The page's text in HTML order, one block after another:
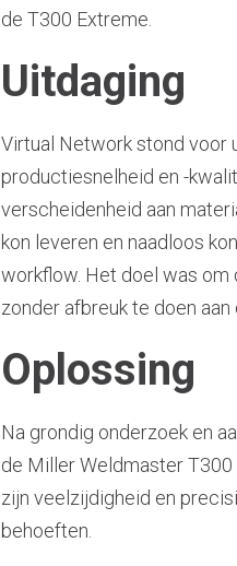
de T300 Extreme.
Uitdaging
Virtual Network stond voor
productiesnelheid en -
verscheidenheid aan
kon leveren en naadloos
workflow. Het doel was
zonder afbreuk te doen aan
Oplossing
Na grondig onderzoek en
de Miller Weldmaster
zijn veelzijdigheid en
behoeften.